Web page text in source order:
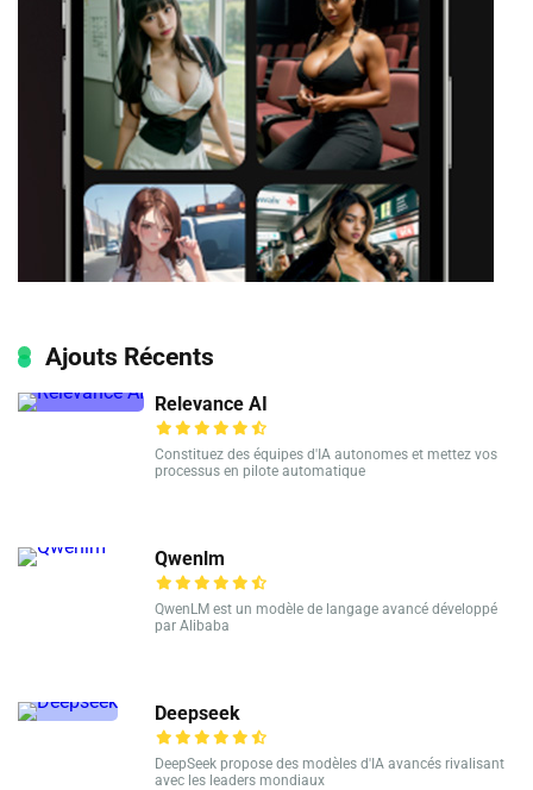
Ajouts Récents
Relevance AI
Constituez des équipes d'IA autonomes et mettez vos
processus en pilote automatique
Qwenlm
QwenLM est un modèle de langage avancé développé
par Alibaba
Deepseek
DeepSeek propose des modèles d'IA avancés rivalisant
avec les leaders mondiaux